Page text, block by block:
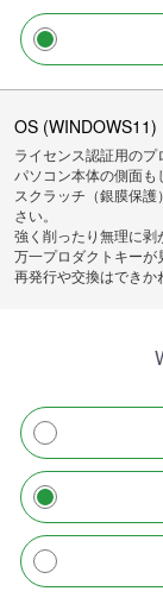
OS (WINDOWS11)
ライセンス認証用のプ
パソコン本体の側面も
スクラッチ（銀膜保
さい。
強く削ったり無理に剥
万一プロダクトキーが
再発行や交換はできか